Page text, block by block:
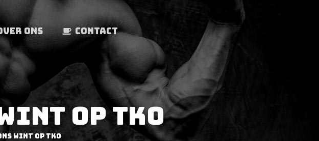
ONS CONTACT
OP TKO
wint op TKO